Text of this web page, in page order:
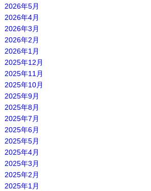
2026年5月
2026年4月
2026年3月
2026年2月
2026年1月
2025年12月
2025年11月
2025年10月
2025年9月
2025年8月
2025年7月
2025年6月
2025年5月
2025年4月
2025年3月
2025年2月
2025年1月